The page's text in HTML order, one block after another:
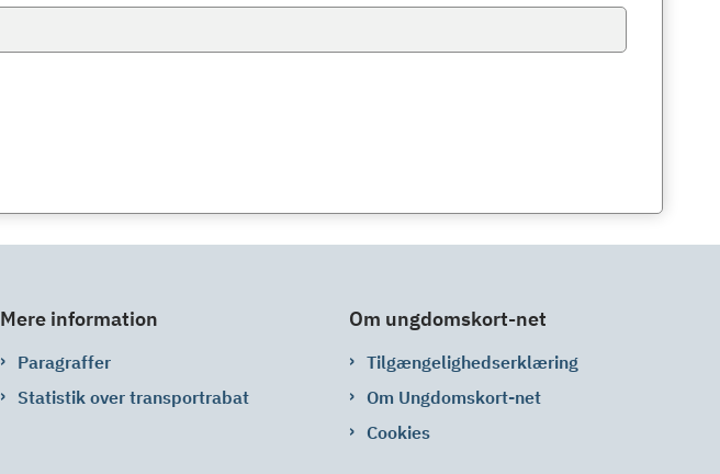
Mere information
Paragraffer
Statistik over transportrabat
Om ungdomskort-net
Tilgængelighedserklæring
Om Ungdomskort-net
Cookies